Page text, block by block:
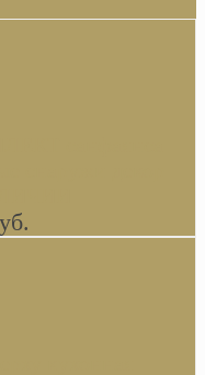
санфаянса